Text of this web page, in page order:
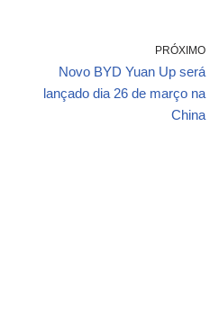
PRÓXIMO
Novo BYD Yuan Up será
lançado dia 26 de março na
China